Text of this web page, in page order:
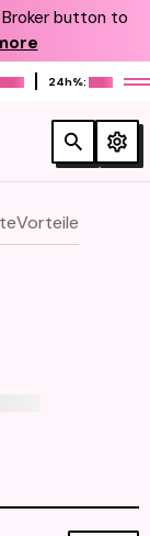
Broker button to
24h%:
Vorteile